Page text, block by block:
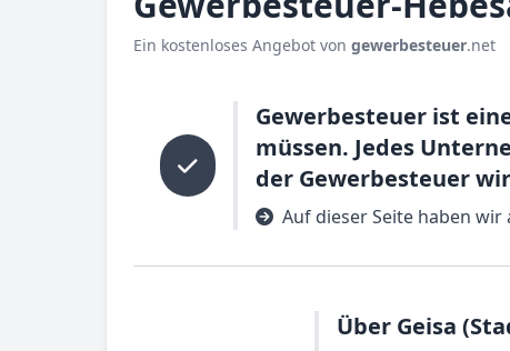
Ein kostenloses Angebot von gewerbesteuer.net
Gewerbesteuer ist
müssen. Jedes
der Gewerbesteuer
Auf dieser Seite haben
Über Geisa